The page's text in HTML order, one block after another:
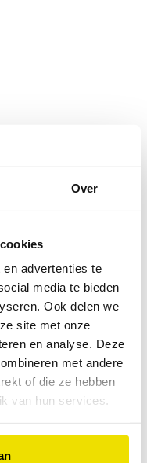
Over
advertenties te
media te bieden
Ook delen we
site met onze
en analyse. Deze
met andere
of die ze hebben
van hun services.
has occurred while
consolefor more